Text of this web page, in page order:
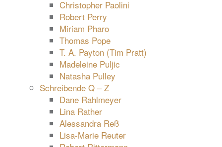
Christopher Paolini
Robert Perry
Miriam Pharo
Thomas Pope
T. A. Payton (Tim Pratt)
Madeleine Puljic
Natasha Pulley
Schreibende Q – Z
Dane Rahlmeyer
Lina Rather
Alessandra Reß
Lisa-Marie Reuter